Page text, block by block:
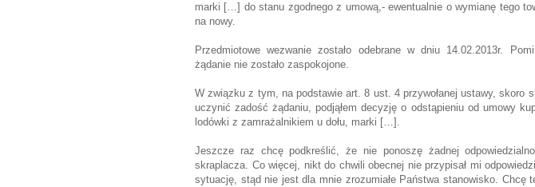
marki […] do stanu zgodnego z umową,- ewentualnie o wymianę tego
na nowy.
Przedmiotowe wezwanie zostało odebrane w dniu 14.02.2013r.
żądanie nie zostało zaspokojone.
W związku z tym, na podstawie art. 8 ust. 4 przywołanej ustawy, skoro
uczynić zadość żądaniu, podjąłem decyzję o odstąpieniu od umowy
lodówki z zamrażalnikiem u dołu, marki […].
Jeszcze raz chcę podkreślić, że nie ponoszę żadnej
skraplacza. Co więcej, nikt do chwili obecnej nie przypisał mi
sytuację, stąd nie jest dla mnie zrozumiałe Państwa stanowisko. Chcę